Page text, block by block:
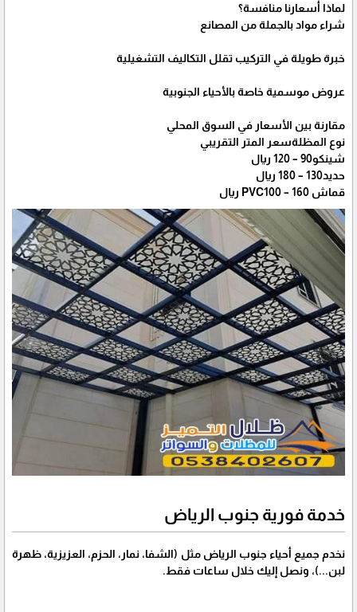
لماذا أسعارنا منافسة؟
شراء مواد بالجملة من المصانع
خبرة طويلة في التركيب تقلل التكاليف التشغيلية
عروض موسمية خاصة بالأحياء الجنوبية
مقارنة بين الأسعار في السوق المحلي
نوع المظلةسعر المتر التقريبي
شينكو90 – 120 ريال
حديد130 – 180 ريال
قماش PVC100 – 160 ريال
خدمة فورية جنوب الرياض
نخدم جميع أحياء جنوب الرياض مثل (الشفا، نمار، الحزم، العزيزية، ظهرة
لبن...)، ونصل إليك خلال ساعات فقط.